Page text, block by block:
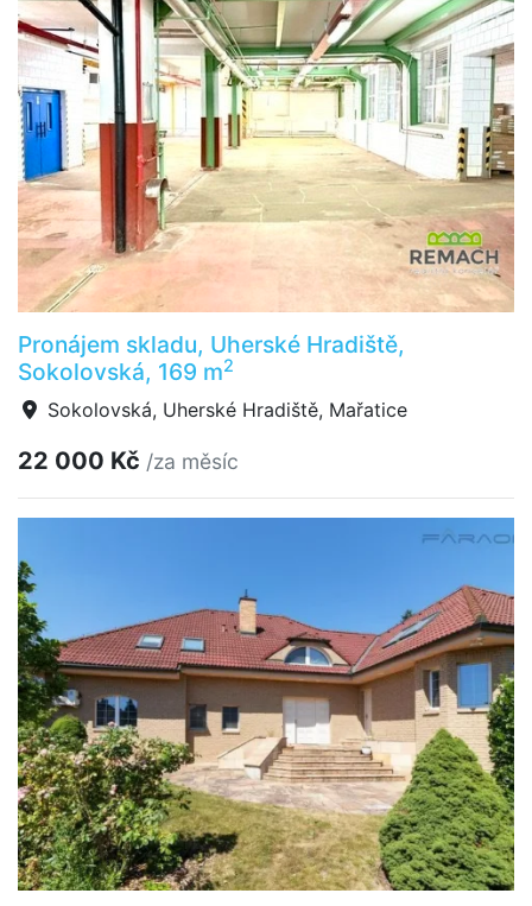
Pronájem skladu, Uherské Hradiště,
Sokolovská, 169 m2
Sokolovská, Uherské Hradiště, Mařatice
22 000 Kč /za měsíc